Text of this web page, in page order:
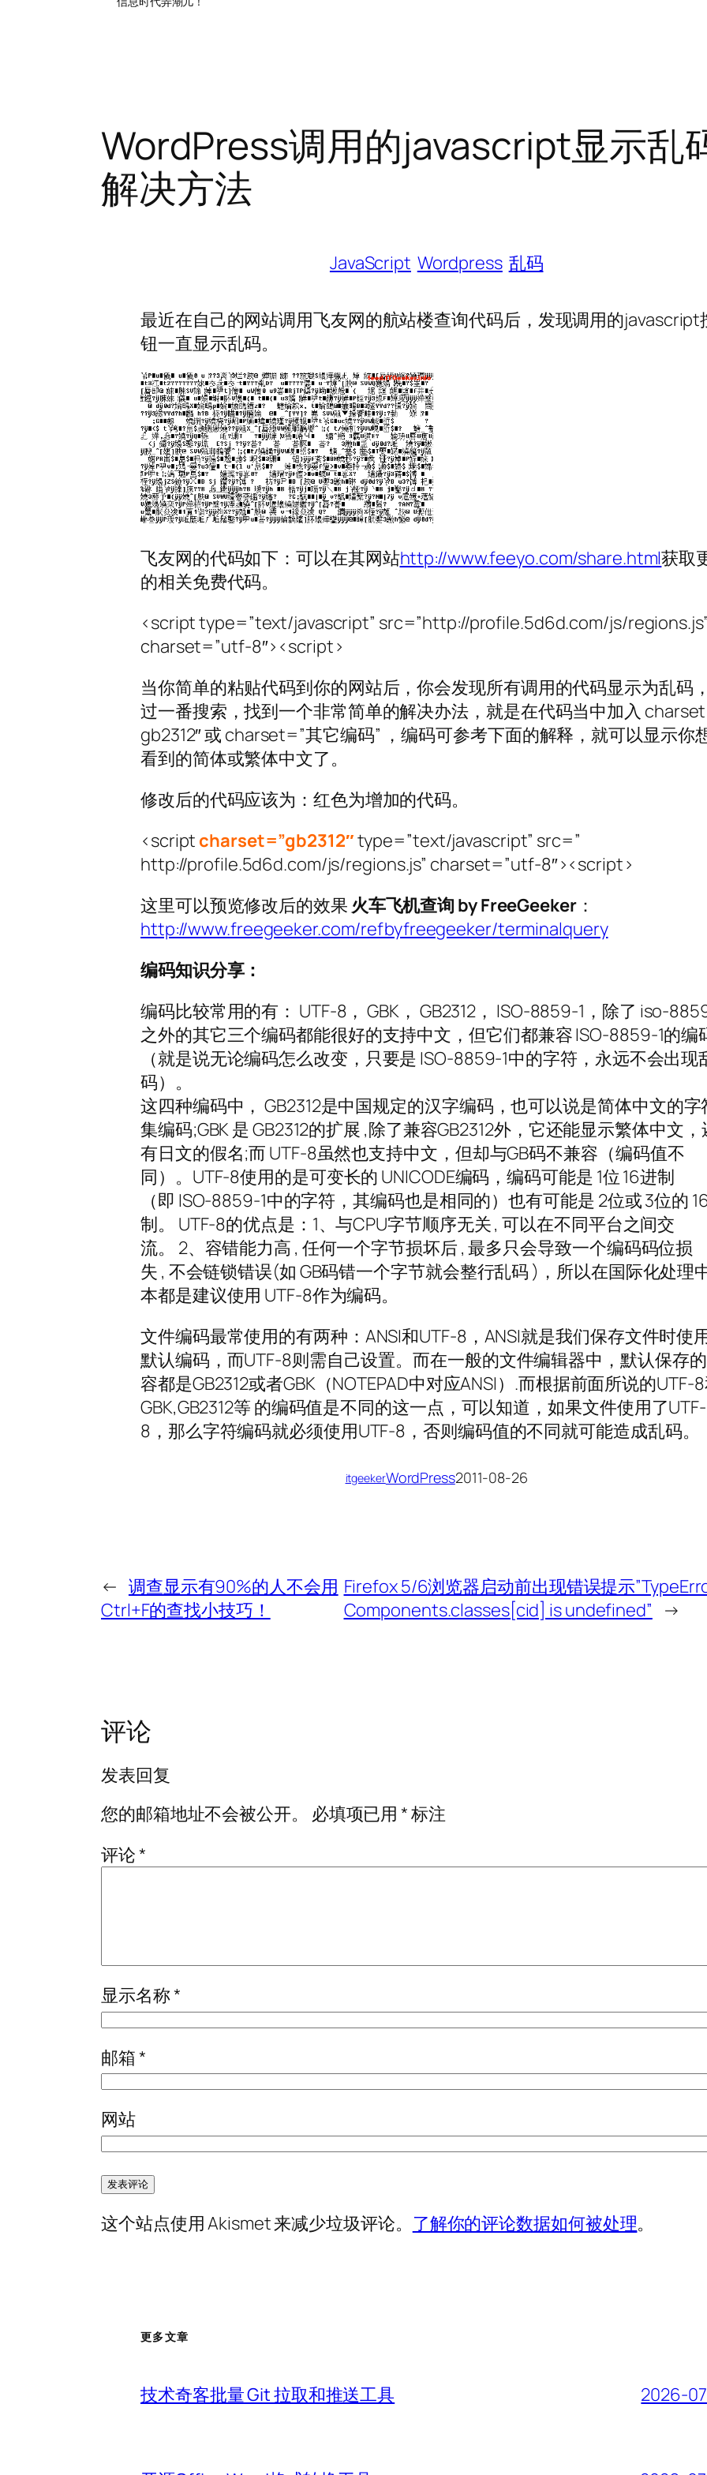
WordPress调用的javascript显示乱
解决方法
JavaScript Wordpress 乱码
最近在自己的网站调用飞友网的航站楼查询代码后，发现调用的javascript
钮一直显示乱码。
飞友网的代码如下：可以在其网站http://www.feeyo.com/share.html获取
的相关免费代码。
<script type=”text/javascript” src=”http://profile.5d6d.com/js/
charset=”utf-8″><script>
当你简单的粘贴代码到你的网站后，你会发现所有调用的代码显示为乱码
过一番搜索，找到一个非常简单的解决办法，就是在代码当中加入
gb2312″ 或 charset=”其它编码” ，编码可参考下面的解释，就可以显示你
看到的简体或繁体中文了。
修改后的代码应该为：红色为增加的代码。
<script charset=”gb2312″type=”text/javascript” src=”
http://profile.5d6d.com/js/regions.js” charset=”utf-8″><script>
这里可以预览修改后的效果 火车飞机查询 by FreeGeeker：
http://www.freegeeker.com/refbyfreegeeker/terminalquery
编码知识分享：
编码比较常用的有： UTF-8， GBK， GB2312， ISO-8859-1，除了 iso-
之外的其它三个编码都能很好的支持中文，但它们都兼容 ISO-8859-1的编
（就是说无论编码怎么改变，只要是 ISO-8859-1中的字符，永远不会出现
码）。
这四种编码中， GB2312是中国规定的汉字编码，也可以说是简体中文的字
集编码;GBK 是 GB2312的扩展 ,除了兼容GB2312外，它还能显示繁体中文，
有日文的假名;而 UTF-8虽然也支持中文，但却与GB码不兼容（编码值不
同）。UTF-8使用的是可变长的 UNICODE编码，编码可能是 1位 16进制
（即 ISO-8859-1中的字符，其编码也是相同的）也有可能是 2位或 3位的
制。 UTF-8的优点是：1、与CPU字节顺序无关 , 可以在不同平台之间交
流。 2、容错能力高 , 任何一个字节损坏后 , 最多只会导致一个编码码位损
失 , 不会链锁错误(如 GB码错一个字节就会整行乱码 )，所以在国际化处理
本都是建议使用 UTF-8作为编码。
文件编码最常使用的有两种：ANSI和UTF-8，ANSI就是我们保存文件时使
默认编码，而UTF-8则需自己设置。而在一般的文件编辑器中，默认保存
容都是GB2312或者GBK（NOTEPAD中对应ANSI）.而根据前面所说的UTF-
GBK,GB2312等 的编码值是不同的这一点，可以知道，如果文件使用了UTF-
8，那么字符编码就必须使用UTF-8，否则编码值的不同就可能造成乱码。
itgeekerWordPress2011-08-26
← 调查显示有90%的人不会用
Ctrl+F的查找小技巧！
Firefox 5/6浏览器启动前出现错误提示
Components.classes[cid] is undefined” →
评论
发表回复
您的邮箱地址不会被公开。
必填项已用*标注
评论*
显示名称*
邮箱*
网站
这个站点使用 Akismet 来减少垃圾评论。 了解你的评论数据如何被处理。
更多文章
技术奇客批量 Git 拉取和推送工具 2026-